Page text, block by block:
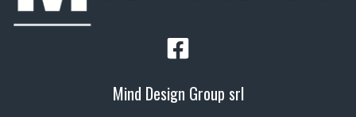
Mind Design Group srl